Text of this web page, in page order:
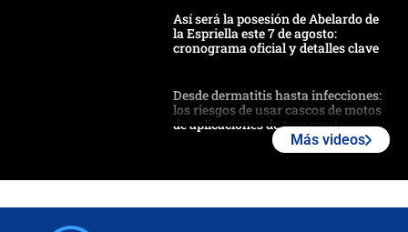
Así será la posesión de Abelardo de
la Espriella este 7 de agosto:
cronograma oficial y detalles clave
Desde dermatitis hasta infecciones:
los riesgos de usar cascos de motos
de aplicaciones de transporte
Más videos